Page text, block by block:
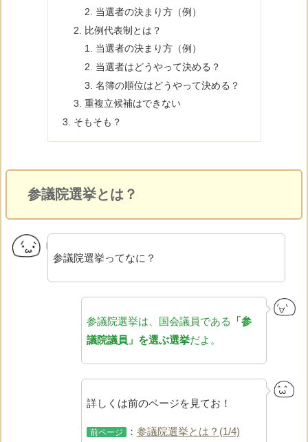
当選者の決まり方（例）
比例代表制とは？
当選者の決まり方（例）
当選者はどうやって決める？
名簿の順位はどうやって決める？
重複立候補はできない
そもそも？
参議院選挙とは？
参議院選挙ってなに？
参議院選挙は、 国会議員である 「参
議院議員」を選ぶ選挙だよ。
詳しくは前のページを見てお！
前ページ ： 参議院選挙とは？(1/4)